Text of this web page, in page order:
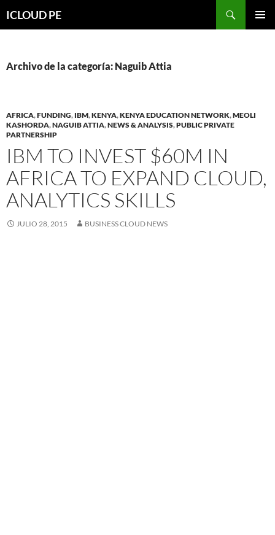
hacia
ICLOUD PE
Archivo de la categoría: Naguib Attia
AFRICA,FUNDING, IBM,KENYA,KENYA EDUCATION NETWORK,MEOLI
KASHORDA,NAGUIB ATTIA,NEWS & ANALYSIS,PUBLIC PRIVATE
PARTNERSHIP
IBM TO INVEST $60M IN
AFRICA TO EXPAND CLOUD,
ANALYTICS SKILLS
JULIO 28, 2015 BUSINESS CLOUD NEWS